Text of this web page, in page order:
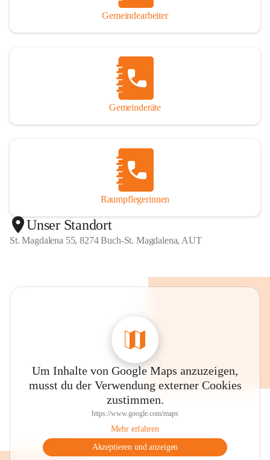
Gemeindearbeiter
Gemeinderäte
Raumpflegerinnen
Unser Standort
St. Magdalena 55, 8274 Buch-St. Magdalena, AUT
Um Inhalte von Google Maps anzuzeigen,
musst du der Verwendung externer Cookies
zustimmen.
https://www.google.com/maps
Mehr erfahren
Akzeptieren und anzeigen